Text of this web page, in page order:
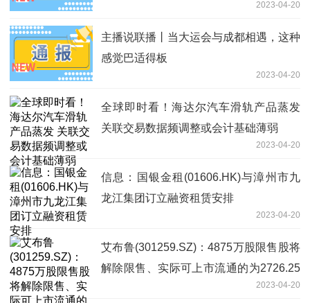
2023-04-20
主播说联播丨当大运会与成都相遇，这种
感觉巴适得板
2023-04-20
全球即时看！海达尔汽车滑轨产品蒸发
关联交易数据频调整或会计基础薄弱
2023-04-20
信息：国银金租(01606.HK)与漳州市九
龙江集团订立融资租赁安排
2023-04-20
艾布鲁(301259.SZ)：4875万股限售股将
解除限售、实际可上市流通的为2726.25
2023-04-20